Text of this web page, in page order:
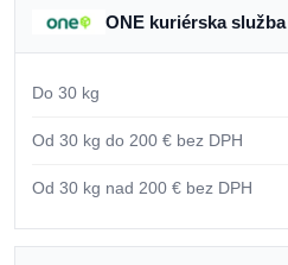
ONE kuriérska služba
Do 30 kg
Od 30 kg do 200 € bez DPH
Od 30 kg nad 200 € bez DPH